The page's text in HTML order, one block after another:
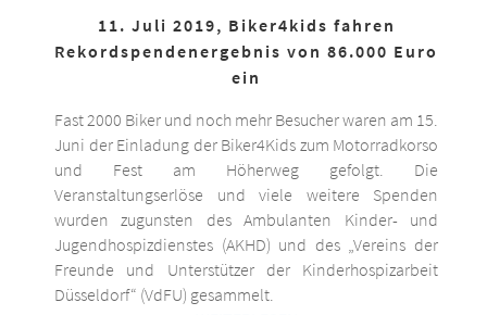
11. Juli 2019, Biker4kids fahren
Rekordspendenergebnis von 86.000 Euro
ein
Fast 2000 Biker und noch mehr Besucher waren am 15.
Juni der Einladung der Biker4Kids zum Motorradkorso
und Fest am Höherweg gefolgt. Die
Veranstaltungserlöse und viele weitere Spenden
wurden zugunsten des Ambulanten Kinder- und
Jugendhospizdienstes (AKHD) und des „Vereins der
Freunde und Unterstützer der Kinderhospizarbeit
Düsseldorf“ (VdFU) gesammelt.